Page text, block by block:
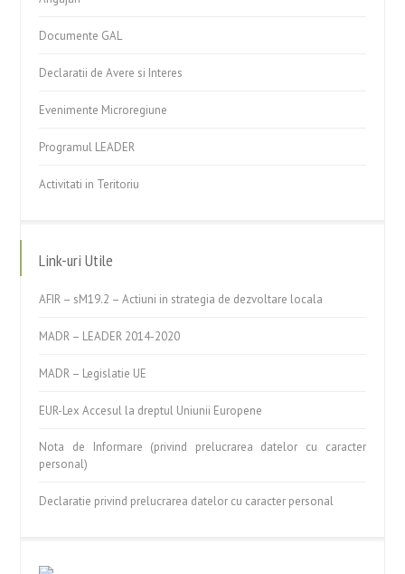
Documente GAL
Declaratii de Avere si Interes
Evenimente Microregiune
Programul LEADER
Activitati in Teritoriu
Link-uri Utile
AFIR – sM19.2 – Actiuni in strategia de dezvoltare locala
MADR – LEADER 2014-2020
MADR – Legislatie UE
EUR-Lex Accesul la dreptul Uniunii Europene
Nota de Informare (privind prelucrarea datelor cu caracter
personal)
Declaratie privind prelucrarea datelor cu caracter personal